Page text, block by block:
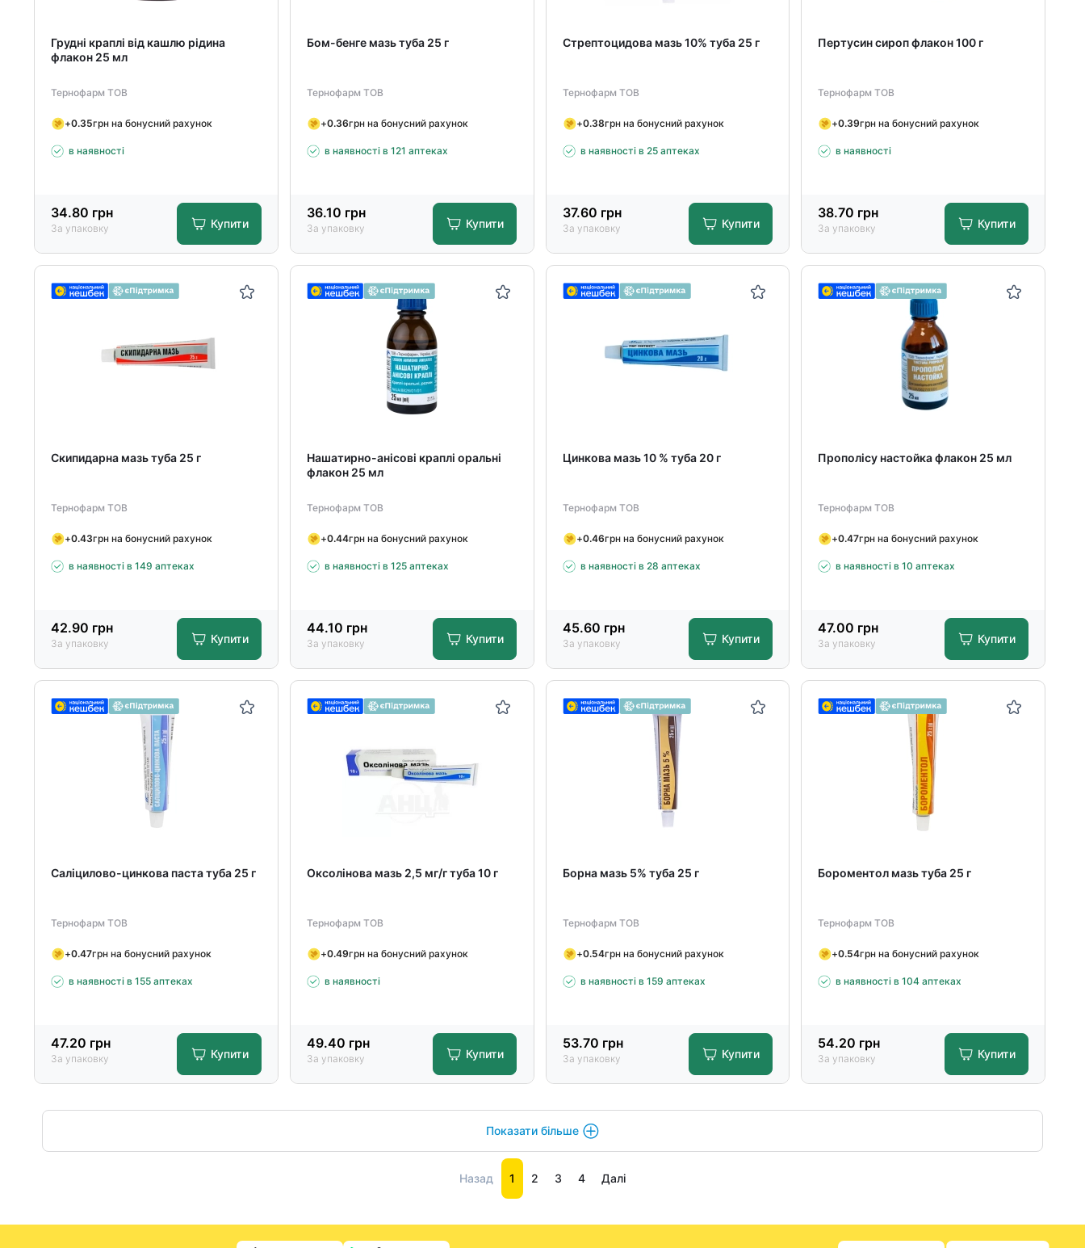
Грудні краплі від кашлю рідина
флакон 25 мл
Тернофарм ТОВ
+0.35грн на бонусний рахунок
в наявності
34.80 грн
За упаковку Купити
Бом-бенге мазь туба 25 г
Тернофарм ТОВ
+0.36грн на бонусний рахунок
в наявності в 121 аптеках
36.10 грн
За упаковку Купити
Стрептоцидова мазь 10% туба 25 г
Тернофарм ТОВ
+0.38грн на бонусний рахунок
в наявності в 25 аптеках
37.60 грн
За упаковку Купити
Пертусин сироп флакон 100 г
Тернофарм ТОВ
+0.39грн на бонусний рахунок
в наявності
38.70 грн
За упаковку Купити
Скипидарна мазь туба 25 г
Тернофарм ТОВ
+0.43грн на бонусний рахунок
в наявності в 149 аптеках
42.90 грн
За упаковку Купити
Нашатирно-анісові краплі оральні
флакон 25 мл
Тернофарм ТОВ
+0.44грн на бонусний рахунок
в наявності в 125 аптеках
44.10 грн
За упаковку Купити
Цинкова мазь 10 % туба 20 г
Тернофарм ТОВ
+0.46грн на бонусний рахунок
в наявності в 28 аптеках
45.60 грн
За упаковку Купити
Прополісу настойка флакон 25 мл
Тернофарм ТОВ
+0.47грн на бонусний рахунок
в наявності в 10 аптеках
47.00 грн
За упаковку Купити
Саліцилово-цинкова паста туба 25 г
Тернофарм ТОВ
+0.47грн на бонусний рахунок
в наявності в 155 аптеках
47.20 грн
За упаковку Купити
Оксолінова мазь 2,5 мг/г туба 10 г
Тернофарм ТОВ
+0.49грн на бонусний рахунок
в наявності
49.40 грн
За упаковку Купити
Борна мазь 5% туба 25 г
Тернофарм ТОВ
+0.54грн на бонусний рахунок
в наявності в 159 аптеках
53.70 грн
За упаковку Купити
Бороментол мазь туба 25 г
Тернофарм ТОВ
+0.54грн на бонусний рахунок
в наявності в 104 аптеках
54.20 грн
За упаковку Купити
Показати більше
Назад 1 2 3 4 Далі